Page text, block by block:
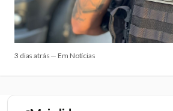
3 dias atrás — Em Notícias